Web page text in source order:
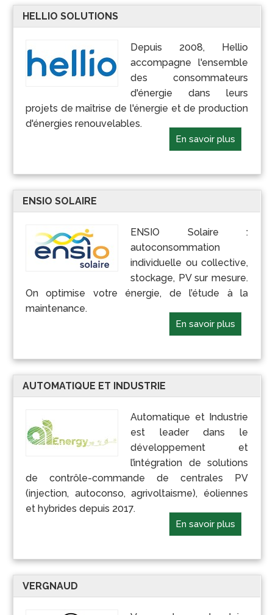
HELLIO SOLUTIONS
Depuis 2008, Hellio
accompagne l'ensemble
des consommateurs
d'énergie dans leurs
projets de maîtrise de l'énergie et de production
d'énergies renouvelables.
En savoir plus
ENSIO SOLAIRE
ENSIO Solaire :
autoconsommation
individuelle ou collective,
stockage, PV sur mesure.
On optimise votre énergie, de l’étude à la
maintenance.
En savoir plus
AUTOMATIQUE ET INDUSTRIE
Automatique et Industrie
est leader dans le
développement et
l’intégration de solutions
de contrôle-commande de centrales PV
(injection, autoconso, agrivoltaisme), éoliennes
et hybrides depuis 2017.
En savoir plus
VERGNAUD